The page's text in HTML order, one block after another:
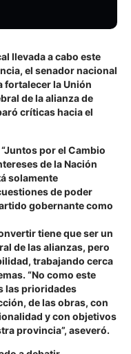
llevada a cabo este
el senador nacional
fortalecer la Unión
de la alianza de
críticas hacia el
por el Cambio
de la Nación
solamente
de poder
gobernante como
tiene que ser un
de las alianzas, pero
trabajando cerca
“No como este
las prioridades
de las obras, con
y con objetivos
provincia”, aseveró.